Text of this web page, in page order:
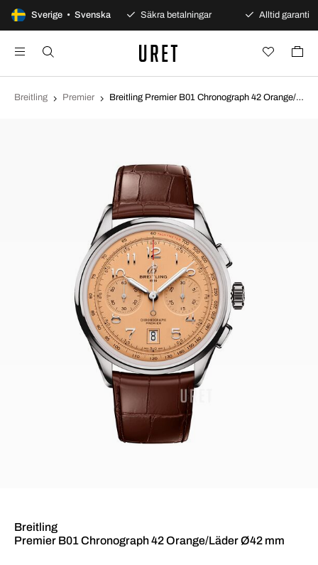
Sverige • Svenska
100 dagars öppet köp Säkra betalningar Alltid garanti
Breitling Premier Breitling Premier B01 Chronograph 42 Orange/Läder Ø42 mm AB0145331K1P2
Breitling
Premier B01 Chronograph 42 Orange/Läder Ø42 mm